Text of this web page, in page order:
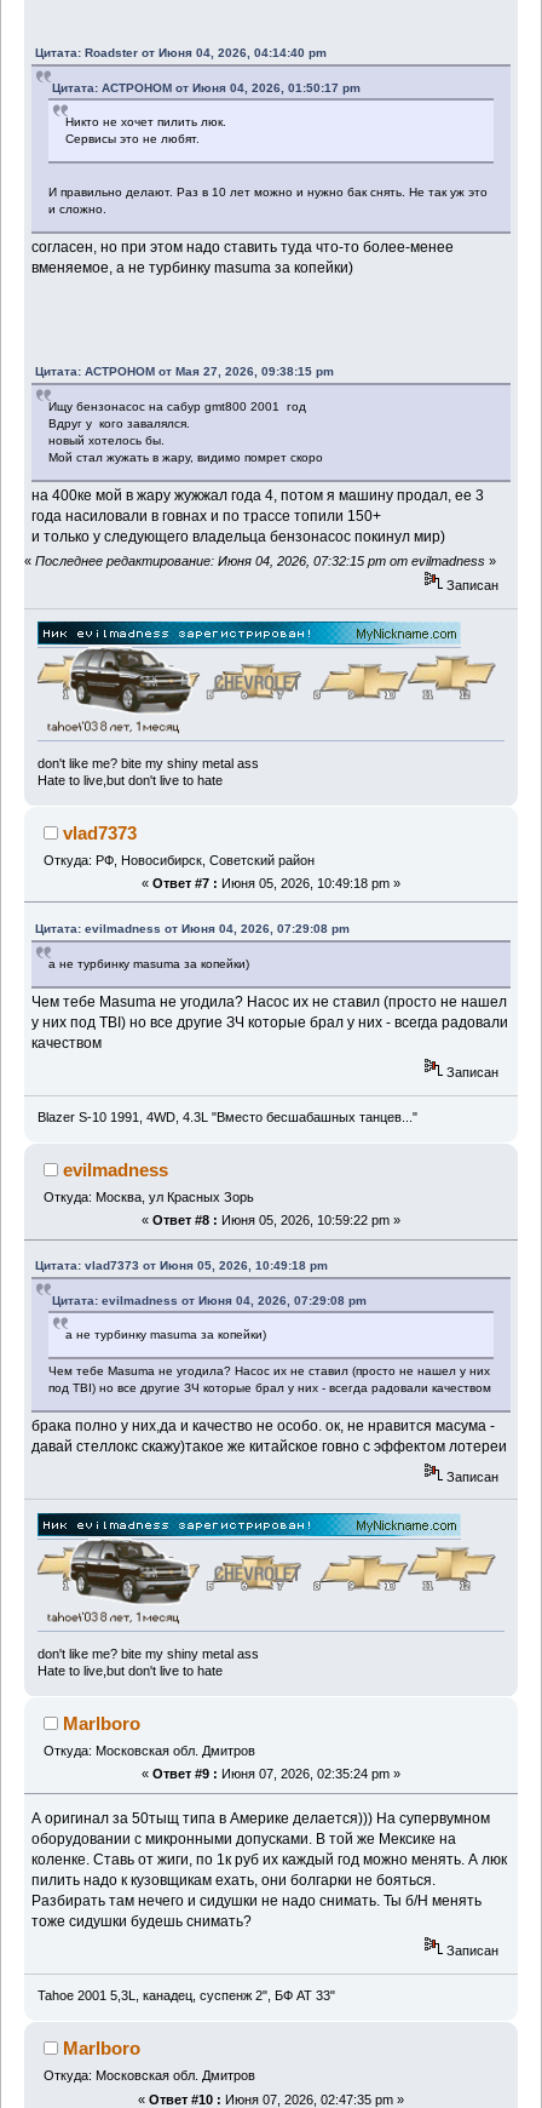
Цитата: Roadster от Июня 04, 2026, 04:14:40 pm
Цитата: ACTPOHOM от Июня 04, 2026, 01:50:17 pm
Никто не хочет пилить люк.
Сервисы это не любят.
И правильно делают. Раз в 10 лет можно и нужно бак снять. Не так уж это
и сложно.
согласен, но при этом надо ставить туда что-то более-менее
вменяемое, а не турбинку masuma за копейки)
Цитата: ACTPOHOM от Мая 27, 2026, 09:38:15 pm
Ищу бензонасос на сабур gmt800 2001 год
Вдруг у кого завалялся.
новый хотелось бы.
Мой стал жужать в жару, видимо помрет скоро
на 400ке мой в жару жужжал года 4, потом я машину продал, ее 3
года насиловали в говнах и по трассе топили 150+
и только у следующего владельца бензонасос покинул мир)
« Последнее редактирование: Июня 04, 2026, 07:32:15 pm от evilmadness »
Записан
don't like me? bite my shiny metal ass
Hate to live,but don't live to hate
vlad7373
Откуда: РФ, Новосибирск, Советский район
« Ответ #7 : Июня 05, 2026, 10:49:18 pm »
Цитата: evilmadness от Июня 04, 2026, 07:29:08 pm
а не турбинку masuma за копейки)
Чем тебе Masuma не угодила? Насос их не ставил (просто не нашел
у них под TBI) но все другие ЗЧ которые брал у них - всегда радовали
качеством
Записан
Blazer S-10 1991, 4WD, 4.3L "Вместо бесшабашных танцев..."
evilmadness
Откуда: Москва, ул Красных Зорь
« Ответ #8 : Июня 05, 2026, 10:59:22 pm »
Цитата: vlad7373 от Июня 05, 2026, 10:49:18 pm
Цитата: evilmadness от Июня 04, 2026, 07:29:08 pm
а не турбинку masuma за копейки)
Чем тебе Masuma не угодила? Насос их не ставил (просто не нашел у них
под TBI) но все другие ЗЧ которые брал у них - всегда радовали качеством
брака полно у них,да и качество не особо. ок, не нравится масума -
давай стеллокс скажу)такое же китайское говно с эффектом лотереи
Записан
don't like me? bite my shiny metal ass
Hate to live,but don't live to hate
Marlboro
Откуда: Московская обл. Дмитров
« Ответ #9 : Июня 07, 2026, 02:35:24 pm »
А оригинал за 50тыщ типа в Америке делается))) На супервумном
оборудовании с микронными допусками. В той же Мексике на
коленке. Ставь от жиги, по 1к руб их каждый год можно менять. А люк
пилить надо к кузовщикам ехать, они болгарки не бояться.
Разбирать там нечего и сидушки не надо снимать. Ты б/Н менять
тоже сидушки будешь снимать?
Записан
Tahoe 2001 5,3L, канадец, суспенж 2", БФ АТ 33"
Marlboro
Откуда: Московская обл. Дмитров
« Ответ #10 : Июня 07, 2026, 02:47:35 pm »